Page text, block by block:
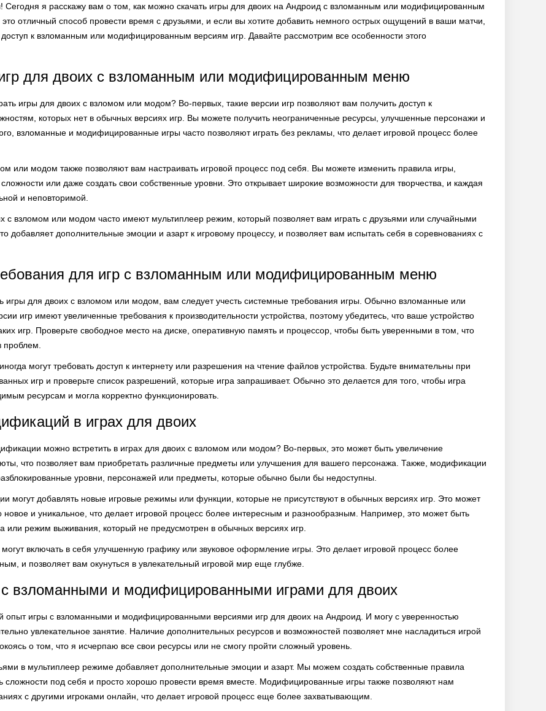
Сегодня я расскажу вам о том, как можно скачать игры для двоих на Андроид с взломанным или модифицированным
отличный способ провести время с друзьями, и если вы хотите добавить немного острых ощущений в ваши матчи,
к взломанным или модифицированным версиям игр. Давайте рассмотрим все особенности этого
для двоих с взломанным или модифицированным меню
игры для двоих с взломом или модом? Во-первых, такие версии игр позволяют вам получить доступ к
которых нет в обычных версиях игр. Вы можете получить неограниченные ресурсы, улучшенные персонажи и
взломанные и модифицированные игры часто позволяют играть без рекламы, что делает игровой процесс более
или модом также позволяют вам настраивать игровой процесс под себя. Вы можете изменить правила игры,
или даже создать свои собственные уровни. Это открывает широкие возможности для творчества, и каждая
и неповторимой.
с взломом или модом часто имеют мультиплеер режим, который позволяет вам играть с друзьями или случайными
добавляет дополнительные эмоции и азарт к игровому процессу, и позволяет вам испытать себя в соревнованиях с
для игр с взломанным или модифицированным меню
игры для двоих с взломом или модом, вам следует учесть системные требования игры. Обычно взломанные или
игр имеют увеличенные требования к производительности устройства, поэтому убедитесь, что ваше устройство
игр. Проверьте свободное место на диске, оперативную память и процессор, чтобы быть уверенными в том, что
проблем.
могут требовать доступ к интернету или разрешения на чтение файлов устройства. Будьте внимательны при
игр и проверьте список разрешений, которые игра запрашивает. Обычно это делается для того, чтобы игра
ресурсам и могла корректно функционировать.
в играх для двоих
можно встретить в играх для двоих с взломом или модом? Во-первых, это может быть увеличение
что позволяет вам приобретать различные предметы или улучшения для вашего персонажа. Также, модификации
уровни, персонажей или предметы, которые обычно были бы недоступны.
могут добавлять новые игровые режимы или функции, которые не присутствуют в обычных версиях игр. Это может
новое и уникальное, что делает игровой процесс более интересным и разнообразным. Например, это может быть
или режим выживания, который не предусмотрен в обычных версиях игр.
включать в себя улучшенную графику или звуковое оформление игры. Это делает игровой процесс более
и позволяет вам окунуться в увлекательный игровой мир еще глубже.
взломанными и модифицированными играми для двоих
игры с взломанными и модифицированными версиями игр для двоих на Андроид. И могу с уверенностью
увлекательное занятие. Наличие дополнительных ресурсов и возможностей позволяет мне насладиться игрой
о том, что я исчерпаю все свои ресурсы или не смогу пройти сложный уровень.
в мультиплеер режиме добавляет дополнительные эмоции и азарт. Мы можем создать собственные правила
сложности под себя и просто хорошо провести время вместе. Модифицированные игры также позволяют нам
с другими игроками онлайн, что делает игровой процесс еще более захватывающим.